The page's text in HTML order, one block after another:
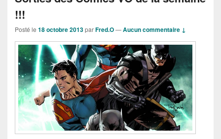
!!!
Posté le 18 octobre 2013parFred.O—Aucun commentaire ↓